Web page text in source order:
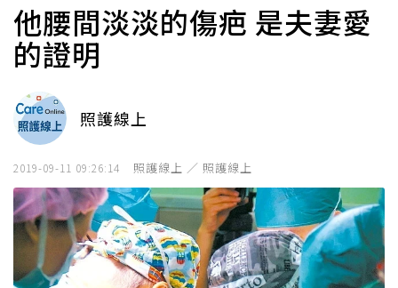
他腰間淡淡的傷疤 是夫妻愛
的證明
照護線上
2019-09-11 09:26:14 照護線上 ／ 照護線上